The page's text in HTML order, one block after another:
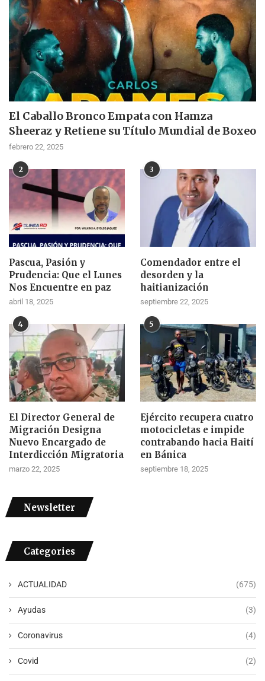
El Caballo Bronco Empata con Hamza
Sheeraz y Retiene su Título Mundial de Boxeo
febrero 22, 2025
2
Pascua, Pasión y
Prudencia: Que el Lunes
Nos Encuentre en paz
abril 18, 2025
3
Comendador entre el
desorden y la
haitianización
septiembre 22, 2025
4
El Director General de
Migración Designa
Nuevo Encargado de
Interdicción Migratoria
marzo 22, 2025
5
Ejército recupera cuatro
motocicletas e impide
contrabando hacia Haití
en Bánica
septiembre 18, 2025
Newsletter
Categories
ACTUALIDAD (675)
Ayudas (3)
Coronavirus (4)
Covid (2)